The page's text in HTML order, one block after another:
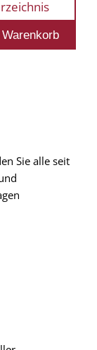
Sie alle seit